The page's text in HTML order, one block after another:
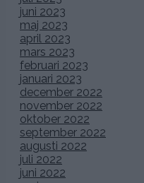
juni 2023
maj 2023
april 2023
mars 2023
februari 2023
januari 2023
december 2022
november 2022
oktober 2022
september 2022
augusti 2022
juli 2022
juni 2022